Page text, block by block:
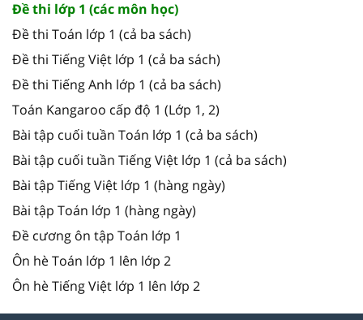
Đề thi lớp 1 (các môn học)
Đề thi Toán lớp 1 (cả ba sách)
Đề thi Tiếng Việt lớp 1 (cả ba sách)
Đề thi Tiếng Anh lớp 1 (cả ba sách)
Toán Kangaroo cấp độ 1 (Lớp 1, 2)
Bài tập cuối tuần Toán lớp 1 (cả ba sách)
Bài tập cuối tuần Tiếng Việt lớp 1 (cả ba sách)
Bài tập Tiếng Việt lớp 1 (hàng ngày)
Bài tập Toán lớp 1 (hàng ngày)
Đề cương ôn tập Toán lớp 1
Ôn hè Toán lớp 1 lên lớp 2
Ôn hè Tiếng Việt lớp 1 lên lớp 2